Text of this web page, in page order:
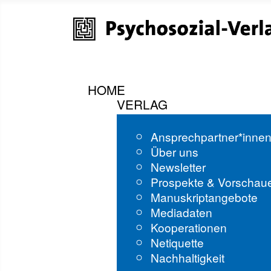
HOME
VERLAG
Über uns
Newsletter
Prospekte &
Manuskriptangebote
Mediadaten
Kooperationen
Netiquette
Nachhaltigkeit